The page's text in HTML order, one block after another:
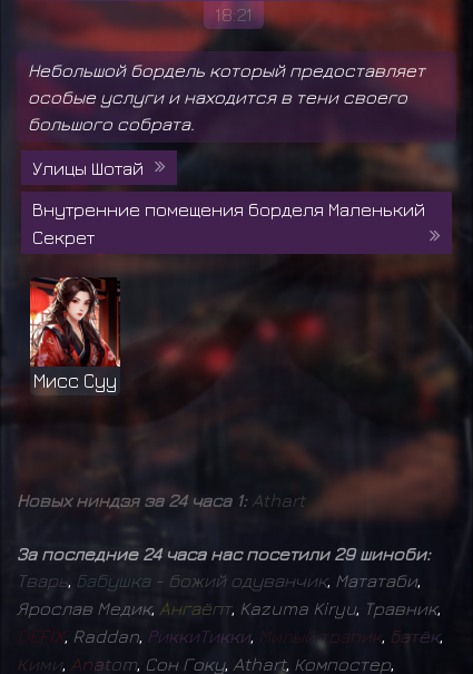
18:21
Небольшой бордель который предоставляет
особые услуги и находится в тени своего
большого собрата.
Улицы Шотай
Внутренние помещения борделя Маленький
Секрет
Мисс Суу
Новых ниндзя за 24 часа 1: Athart
За последние 24 часа нас посетили 29 шиноби:
Тварь Бабушка - божий одуванчик, Мататаби,
Ярослав Медик, Ангаёпт, Kazuma Kiryu Травник,
DEFIX, Raddan РиккиТикки, Милый трапик, Батёк,
Кими Anatom Сон Гоку, Athart, Компостер,